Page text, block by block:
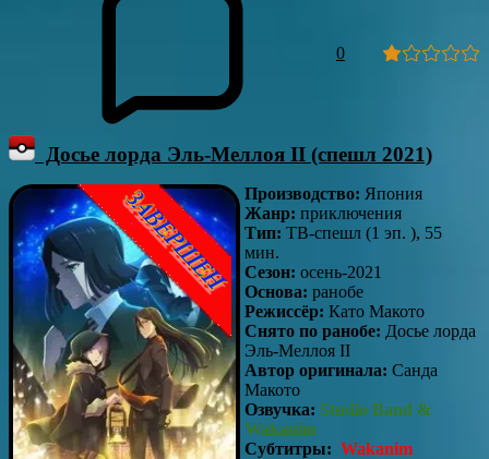
0
Досье лорда Эль-Меллоя II (спешл 2021)
Производство: Япония
Жанр: приключения
Тип: ТВ-спешл (1 эп. ), 55
мин.
Сезон: осень-2021
Основа: ранобе
Режиссёр: Като Макото
Снято по ранобе: Досье лорда
Эль-Меллоя II
Автор оригинала: Санда
Макото
Озвучка: Studio Band &
Wakanim
Субтитры: Wakanim